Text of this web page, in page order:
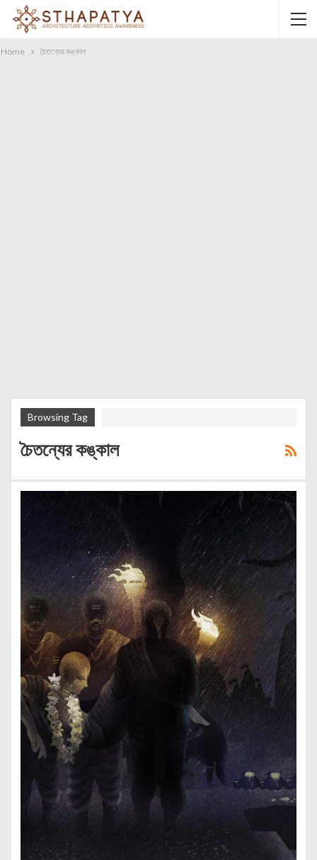
Home চৈতন্যের কঙ্কাল
Browsing Tag
চৈতন্যের কঙ্কাল